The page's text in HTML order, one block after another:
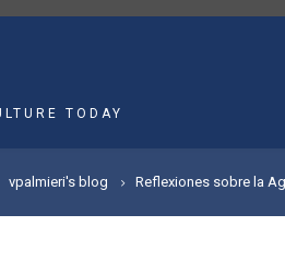
TODAY
vpalmieri's blog Reflexiones sobre la